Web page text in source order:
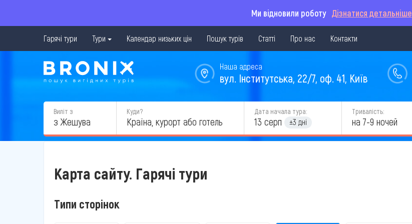
Ми відновили роботу Дізнатися детальніше
Гарячі тури Тури Календар низьких цін Пошук турів Статті Про нас Контакти
Наша адреса
вул. Інститутська, 22/7, оф. 41, Київ
Виліт з
з Жешува
Куди? Дата начала тура:
13 серп ±3 дні
Тривалість:
на 7-9 ночей
Карта сайту. Гарячі тури
Типи сторінок